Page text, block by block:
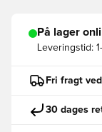
På lager
Leveringstid:
Fri fragt
30 dages